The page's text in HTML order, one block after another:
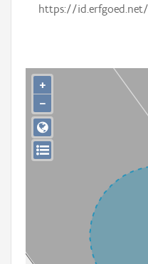
Gebeurtenis
Downloads
Hergebruik
Aanmelden
https://id.erfgoed.net/
+
−